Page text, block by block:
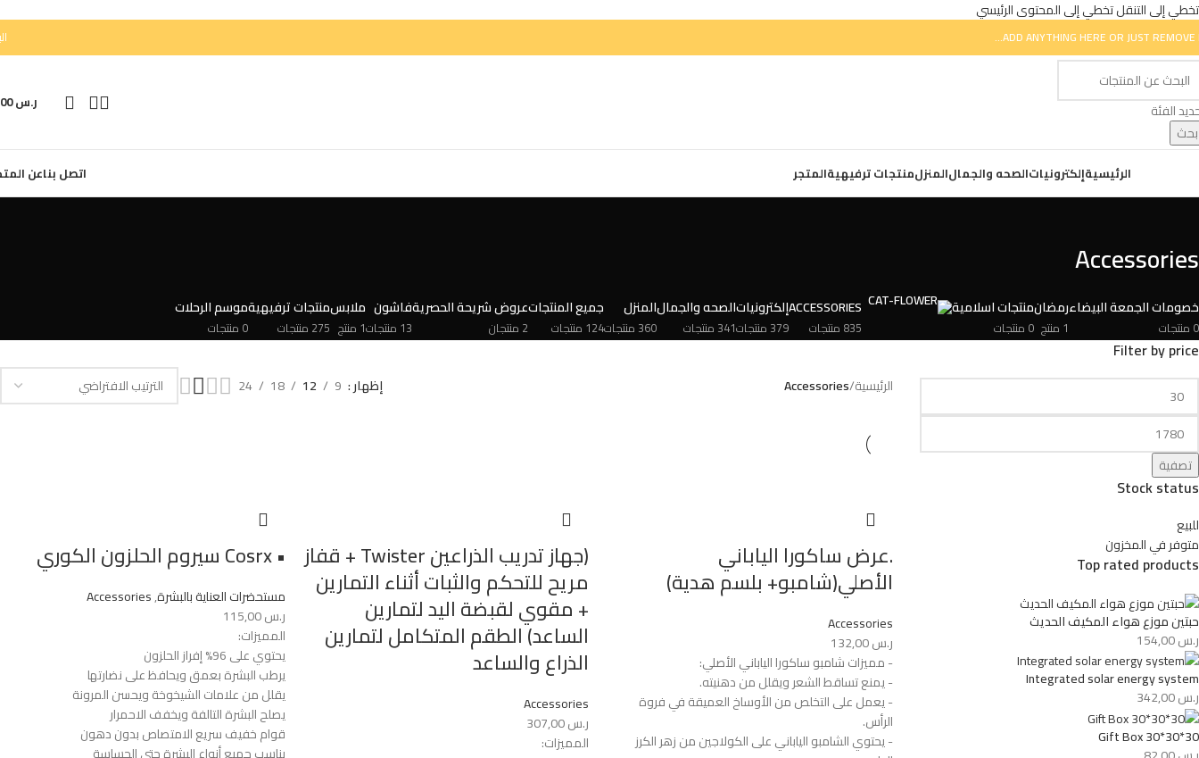
تخطي إلى التنقلتخطي إلى المحتوى الرئيسي
ADD ANYTHING HERE OR JUST REMOVE
الفئة
بحث
ر.س0,00
الرئيسيةإلكترونياتالصحه والجمالالمنزلمنتجات ترفيهيةالمتجر اتصل بناعن
Accessories
خصومات الجمعة البيضاء
0 منتجات
رمضان
1 منتج
منتجات اسلامية
0 منتجات
ACCESSORIES
835 منتجات
إلكترونيات
379 منتجات
الصحه والجمال
341 منتجات
المنزل
360 منتجات
جميع المنتجات
124 منتجات
عروض شريحة الحصرية
2 منتجان
فاشون
13 منتجات
ملابس
1 منتج
منتجات ترفيهية
275 منتجات
موسم الرحلات
0 منتجات
Filter by price
تصفية
Stock status
للبيع
متوفر في المخزون
Top rated products
حبتين موزع هواء المكيف الحديث
ر.س
Integrated solar energy system
ر.س
Gift Box 30*30*30
الرئيسية/
Accessories إظهار 9
12
18
24
.عرض ساكورا الياباني
الأصلي(شامبو+ بلسم هدية)
Accessories
ر.س132,00
- مميزات شامبو ساكورا الياباني الأصلي:
- يمنع تساقط الشعر ويقلل من دهنيته.
- يعمل على التخلص من الأوساخ العميقة في فروة
الرأس.
- يحتوي الشامبو الياباني على الكولاجين من زهر الكرز
(جهاز تدريب الذراعين Twister + قفاز
مريح للتحكم والثبات أثناء التمارين
+ مقوي لقبضة اليد لتمارين
الساعد) الطقم المتكامل لتمارين
الذراع والساعد
Accessories
ر.س
المميزات:
• Cosrx سيروم الحلزون الكوري
مستحضرات العناية بالبشرة,
Accessories
ر.س
المميزات:
يحتوي على 96% إفراز الحلزون
يرطب البشرة بعمق ويحافظ على نضارتها
يقلل من علامات الشيخوخة ويحسن المرونة
يصلح البشرة التالفة ويخفف الاحمرار
قوام خفيف سريع الامتصاص بدون دهون